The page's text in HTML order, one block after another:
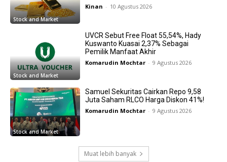
Stock and Market
Kinan - 10 Agustus 2026
Stock and Market
UVCR Sebut Free Float 55,54%, Hady
Kuswanto Kuasai 2,37% Sebagai
Pemilik Manfaat Akhir
Komarudin Mochtar - 9 Agustus 2026
Stock and Market
Samuel Sekuritas Cairkan Repo 9,58
Juta Saham RLCO Harga Diskon 41%!
Komarudin Mochtar - 9 Agustus 2026
Muat lebih banyak